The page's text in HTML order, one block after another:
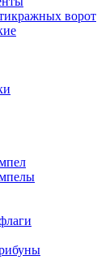
ворот